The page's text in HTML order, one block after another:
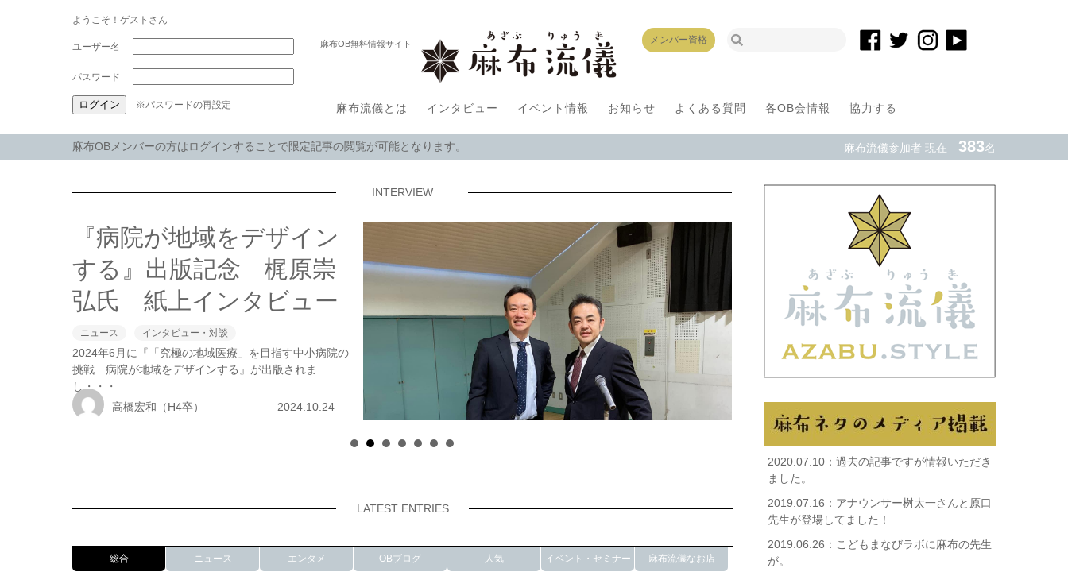
ようこそ！ゲストさん
パスワード
※パスワードの再設定
麻布OB無料情報サイト メンバー資格
麻布流儀とは インタビュー イベント情報 お知らせ よくある質問 各OB会情報 協力する
麻布OBメンバーの方はログインすることで限定記事の閲覧が可能となります。 麻布流儀参加者 現在 383名
INTERVIEW
『病院が地域をデザイン
する』出版記念 梶原崇
弘氏 紙上インタビュー
ニュース インタビュー・対談
2024年6月に『「究極の地域医療」を目指す中小病院の
挑戦 病院が地域をデザインする』が出版されま
し・・・
高橋宏和（H4卒）
2024.10.24
2021年卒早稲
んがクラウド
ング！
ニュース
麻布流儀です。 2021年卒で現在
LATEST ENTRIES
総合 ニュース エンタメ OBブログ 人気 イベント・セミナー 麻布流儀なお店
2020.07.10： 過去の記事ですが情報いただき
ました。
2019.07.16： アナウンサー桝太一さんと原口
先生が登場してました！
2019.06.26： こどもまなびラボに麻布の先生
が。